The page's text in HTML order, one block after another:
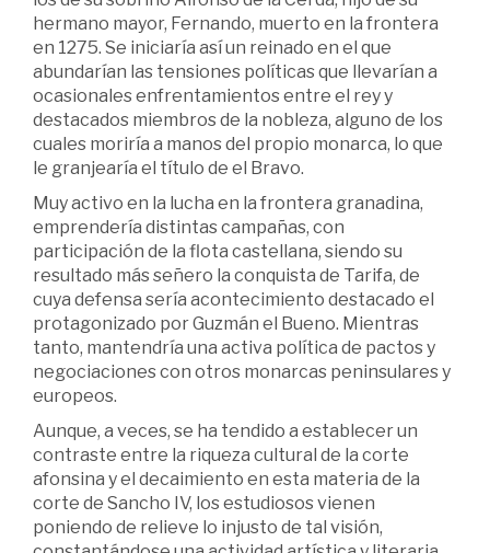
hermano mayor, Fernando, muerto en la frontera
en 1275. Se iniciaría así un reinado en el que
abundarían las tensiones políticas que llevarían a
ocasionales enfrentamientos entre el rey y
destacados miembros de la nobleza, alguno de los
cuales moriría a manos del propio monarca, lo que
le granjearía el título de el Bravo.
Muy activo en la lucha en la frontera granadina,
emprendería distintas campañas, con
participación de la flota castellana, siendo su
resultado más señero la conquista de Tarifa, de
cuya defensa sería acontecimiento destacado el
protagonizado por Guzmán el Bueno. Mientras
tanto, mantendría una activa política de pactos y
negociaciones con otros monarcas peninsulares y
europeos.
Aunque, a veces, se ha tendido a establecer un
contraste entre la riqueza cultural de la corte
afonsina y el decaimiento en esta materia de la
corte de Sancho IV, los estudiosos vienen
poniendo de relieve lo injusto de tal visión,